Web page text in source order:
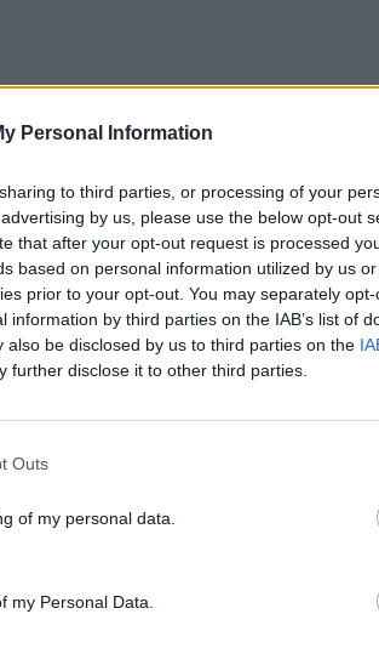
Personal Information
to third parties, or processing of your
by us, please use the below opt-out
that after your opt-out request is processed
based on personal information utilized by us
prior to your opt-out. You may separately
by third parties on the IAB’s list of
be disclosed by us to third parties on the
further disclose it to other third parties.
Outs
of my personal data.
my Personal Data.